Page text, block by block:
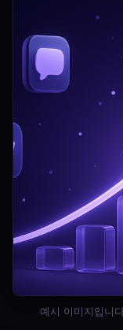
예시 이미지입니